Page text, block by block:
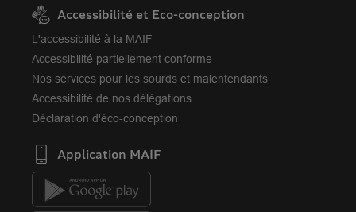
Accessibilité et Eco-conception
L'accessibilité à la MAIF
Accessibilité partiellement conforme
Nos services pour les sourds et malentendants
Accessibilité de nos délégations
Déclaration d'éco-conception
Application MAIF